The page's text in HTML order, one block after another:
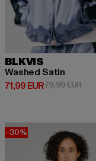
BLKVIS
Washed Satin
71,99 EUR
Derzeitiger Preis: 71,99
79,99 EUR
-30%